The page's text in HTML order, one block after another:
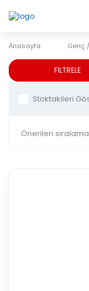
Anasayfa Genç
Genç FİLTRELE